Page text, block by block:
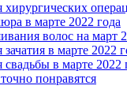
в марте 2022 года
волос на март
в марте 2022
в марте 2022
понравятся